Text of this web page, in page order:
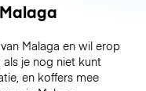
Malaga en wil erop
je nog niet kunt
en koffers mee